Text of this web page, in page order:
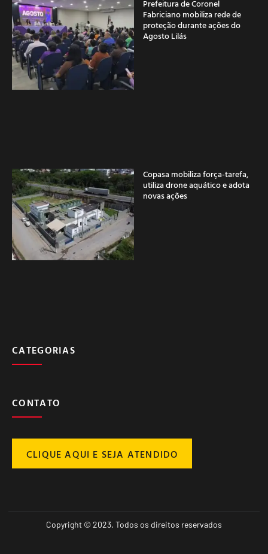
Prefeitura de Coronel
Fabriciano mobiliza rede de
proteção durante ações do
Agosto Lilás
Copasa mobiliza força-tarefa,
utiliza drone aquático e adota
novas ações
CATEGORIAS
CONTATO
CLIQUE AQUI E SEJA ATENDIDO
Copyright © 2023. Todos os direitos reservados